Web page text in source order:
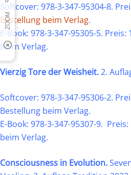
Softcover: 978-3-347-95304-8.
Bestellung beim Verlag.
E-Book: 978-3-347-95305-5. Preis:
beim Verlag.
Vierzig Tore der Weisheit.2.
Softcover: 978-3-347-95306-2.
Bestellung beim Verlag.
E-Book: 978-3-347-95307-9. Preis:
beim Verlag.
Consciousness in Evolution.